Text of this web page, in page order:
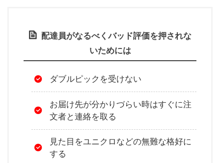
配達員がなるべくバッド評価を押されな
いためには
ダブルピックを受けない
お届け先が分かりづらい時はすぐに注
文者と連絡を取る
見た目をユニクロなどの無難な格好に
する